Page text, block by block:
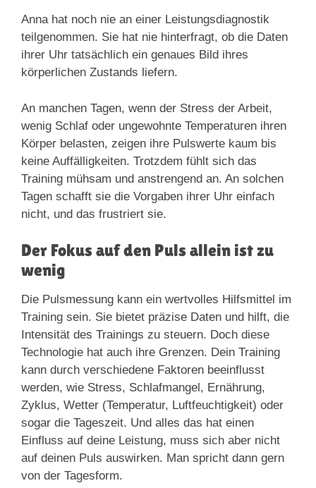
Anna hat noch nie an einer Leistungsdiagnostik
teilgenommen. Sie hat nie hinterfragt, ob die Daten
ihrer Uhr tatsächlich ein genaues Bild ihres
körperlichen Zustands liefern.
An manchen Tagen, wenn der Stress der Arbeit,
wenig Schlaf oder ungewohnte Temperaturen ihren
Körper belasten, zeigen ihre Pulswerte kaum bis
keine Auffälligkeiten. Trotzdem fühlt sich das
Training mühsam und anstrengend an. An solchen
Tagen schafft sie die Vorgaben ihrer Uhr einfach
nicht, und das frustriert sie.
Der Fokus auf den Puls allein ist zu
wenig
Die Pulsmessung kann ein wertvolles Hilfsmittel im
Training sein. Sie bietet präzise Daten und hilft, die
Intensität des Trainings zu steuern. Doch diese
Technologie hat auch ihre Grenzen. Dein Training
kann durch verschiedene Faktoren beeinflusst
werden, wie Stress, Schlafmangel, Ernährung,
Zyklus, Wetter (Temperatur, Luftfeuchtigkeit) oder
sogar die Tageszeit. Und alles das hat einen
Einfluss auf deine Leistung, muss sich aber nicht
auf deinen Puls auswirken. Man spricht dann gern
von der Tagesform.